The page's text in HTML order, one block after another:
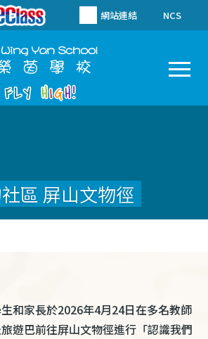
網站連結 NCS
區 屏山文物徑
和家長於2026年4月24日在多名教師
遊巴前往屏山文物徑進行「認識我們